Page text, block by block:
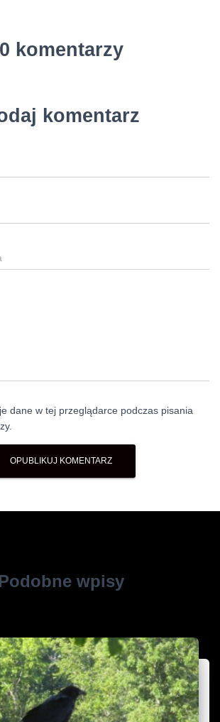
0 komentarzy
komentarz
dane w tej przeglądarce podczas pisania
wpisy